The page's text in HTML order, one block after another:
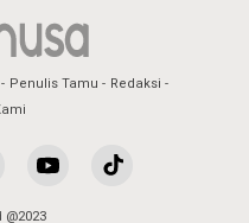
Penulis Tamu
Redaksi